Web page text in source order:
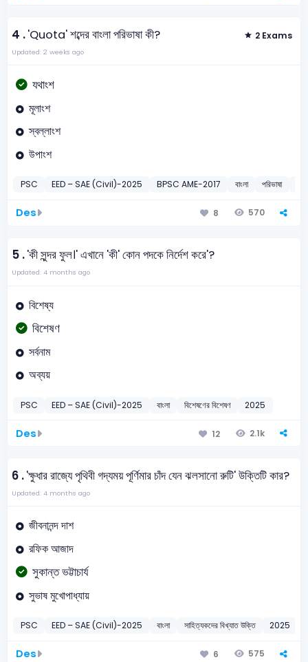
4 .'Quota' শব্দের বাংলা পরিভাষা কী? 2 Exams
Updated: 2 weeks ago
যথাংশ
মূলাংশ
স্বল্লাংশ
উপাংশ
PSC EED – SAE (Civil)-2025 BPSC AME-2017 বাংলা পরিভাষা
Des 8 570
5 .'কী সুন্দর ফুল।' এখানে 'কী' কোন পদকে নির্দেশ করে'?
Updated: 4 months ago
বিশেষ্য
বিশেষণ
সর্বনাম
অব্যয়
PSC EED – SAE (Civil)-2025 বাংলা বিশেষণের বিশেষণ 2025
Des 12 2.1k
6 .'ক্ষুধার রাজ্যে পৃথিবী গদ্যময় পূর্ণিমার চাঁদ যেন ঝলসানো রুটি' উক্তিটি কার?
Updated: 4 months ago
জীবনানন্দ দাশ
রফিক আজাদ
সুকান্ত ভট্টাচার্য
সুভাষ মুখোপাধ্যায়
PSC EED – SAE (Civil)-2025 বাংলা সাহিত্যকদের বিখ্যাত উক্তি 2025
Des 6 575